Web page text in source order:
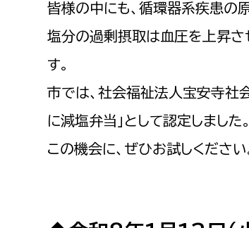
傷病者
事業者
労働者
求職者
戸籍住民課
福祉健康部
皆様の中にも、循環器系疾患の
塩分の過剰摂取は血圧を上昇さ
す。
市では、社会福祉法人宝安寺社
に減塩弁当」として認定しました。
この機会に、ぜひお試しください